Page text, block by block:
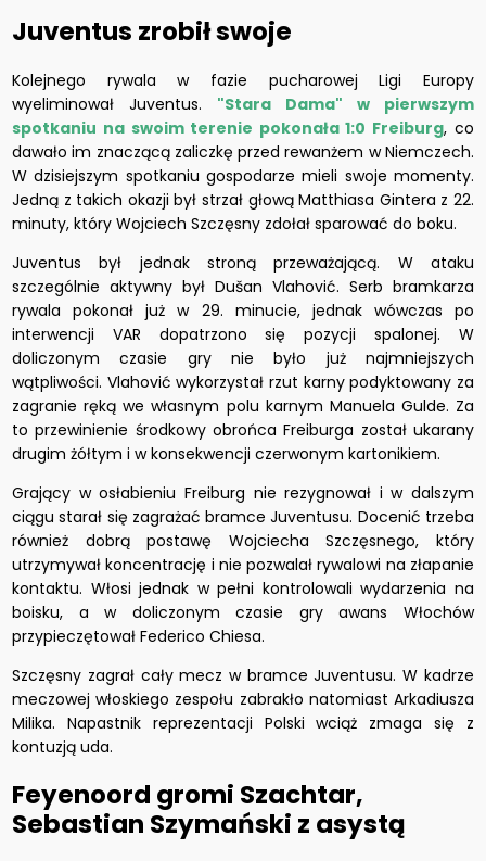
Juventus zrobił swoje
Kolejnego rywala w fazie pucharowej Ligi Europy
wyeliminował Juventus. "Stara Dama" w pierwszym
spotkaniu na swoim terenie pokonała 1:0 Freiburg, co
dawało im znaczącą zaliczkę przed rewanżem w Niemczech.
W dzisiejszym spotkaniu gospodarze mieli swoje momenty.
Jedną z takich okazji był strzał głową Matthiasa Gintera z 22.
minuty, który Wojciech Szczęsny zdołał sparować do boku.
Juventus był jednak stroną przeważającą. W ataku
szczególnie aktywny był Dušan Vlahović. Serb bramkarza
rywala pokonał już w 29. minucie, jednak wówczas po
interwencji VAR dopatrzono się pozycji spalonej. W
doliczonym czasie gry nie było już najmniejszych
wątpliwości. Vlahović wykorzystał rzut karny podyktowany za
zagranie ręką we własnym polu karnym Manuela Gulde. Za
to przewinienie środkowy obrońca Freiburga został ukarany
drugim żółtym i w konsekwencji czerwonym kartonikiem.
Grający w osłabieniu Freiburg nie rezygnował i w dalszym
ciągu starał się zagrażać bramce Juventusu. Docenić trzeba
również dobrą postawę Wojciecha Szczęsnego, który
utrzymywał koncentrację i nie pozwalał rywalowi na złapanie
kontaktu. Włosi jednak w pełni kontrolowali wydarzenia na
boisku, a w doliczonym czasie gry awans Włochów
przypieczętował Federico Chiesa.
Szczęsny zagrał cały mecz w bramce Juventusu. W kadrze
meczowej włoskiego zespołu zabrakło natomiast Arkadiusza
Milika. Napastnik reprezentacji Polski wciąż zmaga się z
kontuzją uda.
Feyenoord gromi Szachtar,
Sebastian Szymański z asystą